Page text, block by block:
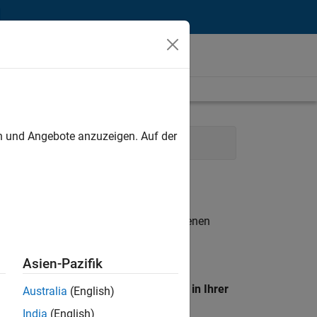
. Wenn Sie noch immer keine offenen
unseres
Standort, um alle Stellenangebote in Ihrer
Angebote anzuzeigen. Auf der
Asien-Pazifik
Australia (English)
India (English)